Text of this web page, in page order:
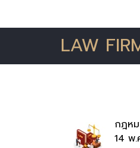
LAW
กฎห
14 พ